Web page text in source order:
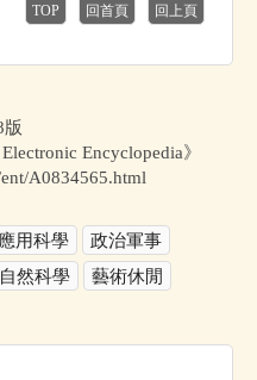
TOP 回首頁 回上頁
版
Encyclopedia》
A0834565.html
應用科學
政治軍事
自然科學
藝術休閒